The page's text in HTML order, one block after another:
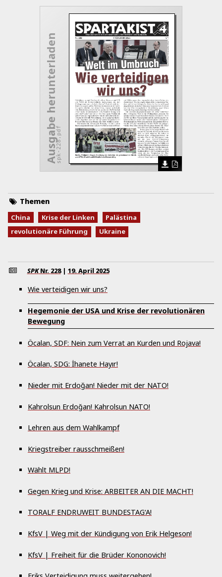
Ausgabe herunterladenspk-228.pdf
Themen
China Krise der Linken
Palästina
revolutionäre Führung
Ukraine
SPKNr. 228 | 19. April 2025
Wie verteidigen wir uns?
Hegemonie der USA und Krise der revolutionären
Bewegung
Öcalan, SDF: Nein zum Verrat an Kurden und Rojava!
Öcalan, SDG: İhanete Hayır!
Nieder mit Erdoğan! Nieder mit der NATO!
Kahrolsun Erdoğan! Kahrolsun NATO!
Lehren aus dem Wahlkampf
Kriegstreiber rausschmeißen!
Wählt MLPD!
Gegen Krieg und Krise: ARBEITER AN DIE MACHT!
TORALF ENDRUWEIT BUNDESTAG‘A!
KfsV | Weg mit der Kündigung von Erik Helgeson!
KfsV | Freiheit für die Brüder Kononovich!